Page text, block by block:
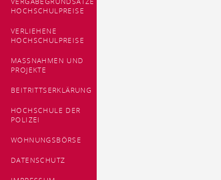
HOCHSCHULPREISE
VERLIEHENE
HOCHSCHULPREISE
MASSNAHMEN UND P
ROJEKTE
BEITRITTSERKLÄRUNG
HOCHSCHULE DER
POLIZEI
WOHNUNGSBÖRSE
DATENSCHUTZ